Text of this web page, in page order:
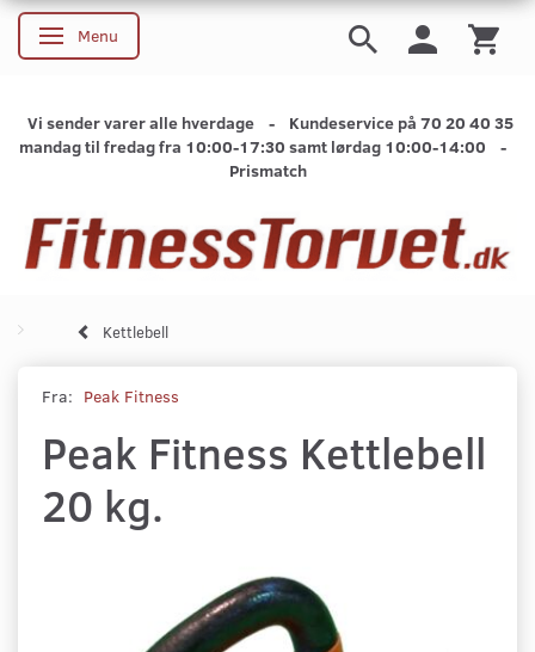
Skifte navigation
Menu
Vi sender varer alle hverdage - Kundeservice på 70 20 40 35
mandag til fredag fra 10:00-17:30 samt lørdag 10:00-14:00 -
Prismatch
Kettlebell
Fra: Peak Fitness
Peak Fitness Kettlebell
20 kg.